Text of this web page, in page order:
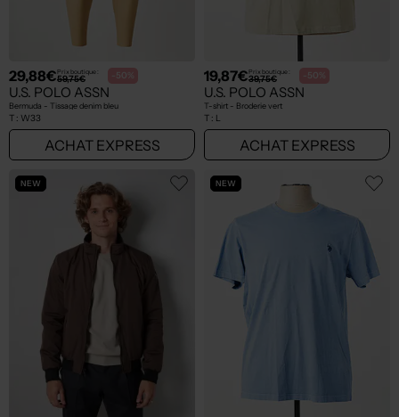
29,88€Prix boutique :
59,75€ -50%
U.S. POLO ASSN
Bermuda - Tissage denim bleu
T : W33
ACHAT EXPRESS
19,87€Prix boutique :
39,75€ -50%
U.S. POLO ASSN
T-shirt - Broderie vert
T : L
ACHAT EXPRESS
NEW NEW